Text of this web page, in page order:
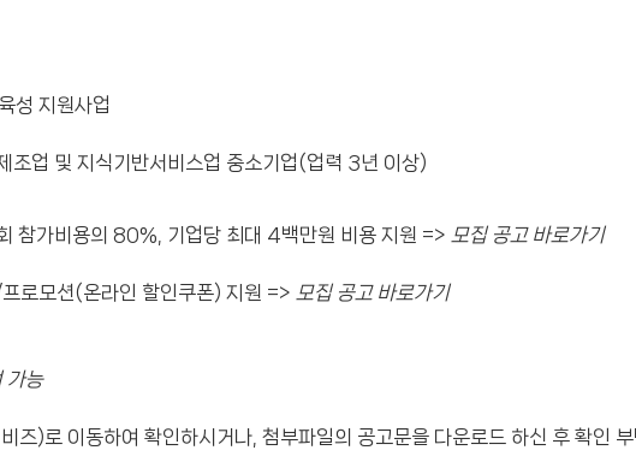
성 지원사업
조업 및 지식기반서비스업 중소기업(업력 3년 이상)
가비용의 80%, 기업당 최대 4백만원 비용 지원 => 모집 공고 바로가기
모션(온라인 할인쿠폰) 지원 => 모집 공고 바로가기
가능
)로 이동하여 확인하시거나, 첨부파일의 공고문을 다운로드 하신 후 확인 부